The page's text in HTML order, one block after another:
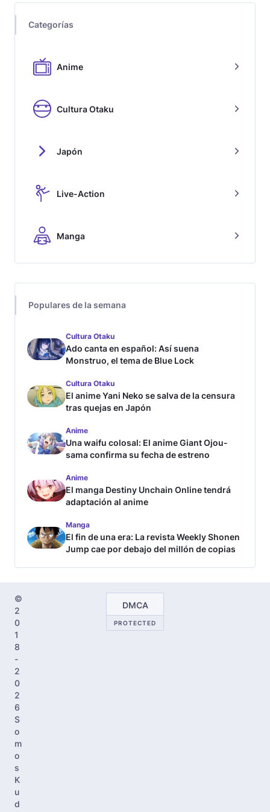
Categorías
Anime
Cultura Otaku
Japón
Live-Action
Manga
Populares de la semana
Cultura Otaku
Ado canta en español: Así suena
Monstruo, el tema de Blue Lock
Cultura Otaku
El anime Yani Neko se salva de la censura
tras quejas en Japón
Anime
Una waifu colosal: El anime Giant Ojou-
sama confirma su fecha de estreno
Anime
El manga Destiny Unchain Online tendrá
adaptación al anime
Manga
El fin de una era: La revista Weekly Shonen
Jump cae por debajo del millón de copias
©
2
0
1
8
-
2
0
2
6
S
o
m
o
s
K
u
d
DMCA
PROTECTED